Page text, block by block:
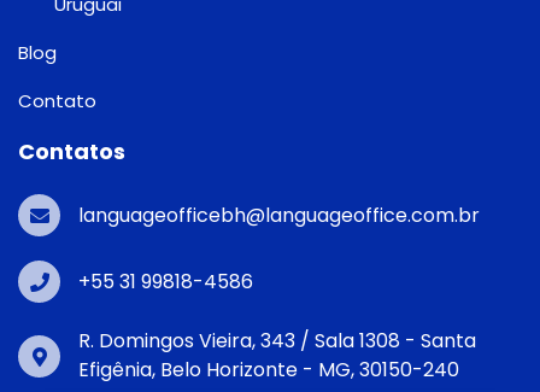
Blog
Contato
Contatos
languageofficebh@languageoffice.com.br
+55 31 99818-4586
R. Domingos Vieira, 343 / Sala 1308 - Santa
Efigênia, Belo Horizonte - MG, 30150-240